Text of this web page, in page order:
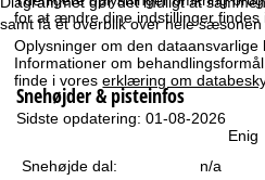
for at ændre dine indstillinger
Oplysninger om den dataansvarlige
Informationer om
finde i voreserklæring om
Enig
s
i
d
e
samt få et overblik over hele sæsonen
Snehøjder & pisteinfos
Sidste opdatering: 01-08-2026
Snehøjde dal: n/a